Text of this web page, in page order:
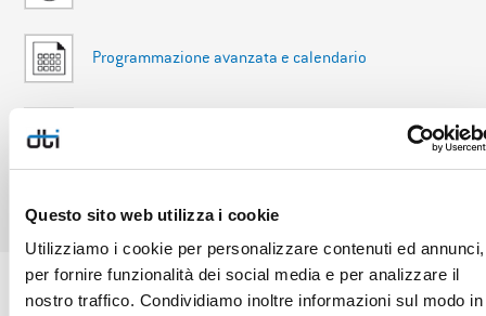
Questo sito web utilizza i cookie
Utilizziamo i cookie per personalizzare contenuti ed annunci,
per fornire funzionalità dei social media e per analizzare il
nostro traffico. Condividiamo inoltre informazioni sul modo in
Programmazione avanzata e calendario